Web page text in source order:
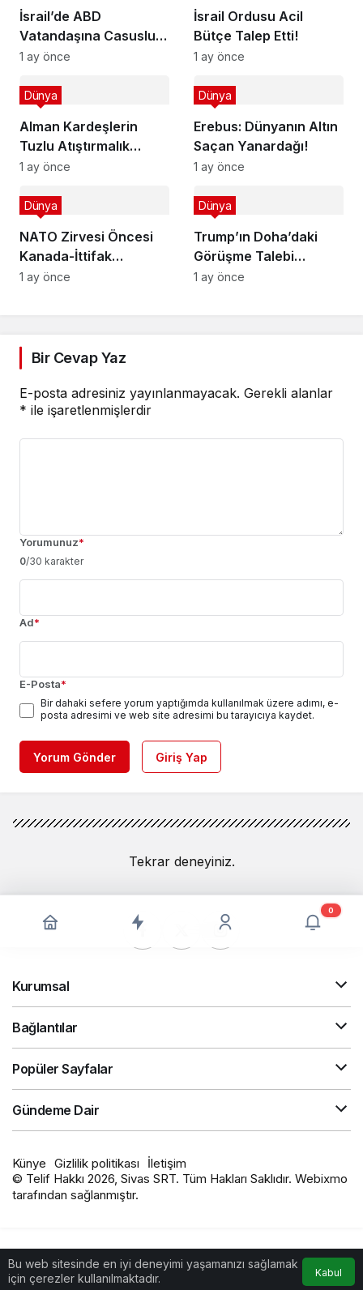
İsrail’de ABD
Vatandaşına Casusluk
Suçlaması
1 ay önce
İsrail Ordusu Acil
Bütçe Talep Etti!
1 ay önce
Alman Kardeşlerin
Tuzlu Atıştırmalık
Başarısı
Dünya
1 ay önce
Erebus: Dünyanın Altın
Saçan Yanardağı!
Dünya
1 ay önce
NATO Zirvesi Öncesi
Kanada-İttifak
Görüşmesi!
Dünya
1 ay önce
Trump’ın Doha’daki
Görüşme Talebi
Belirsizliğe Dönüştü
Dünya
1 ay önce
Bir Cevap Yaz
E-posta adresiniz yayınlanmayacak. Gerekli alanlar
* ile işaretlenmişlerdir
Yorumunuz*
0/30 karakter
Ad*
E-Posta*
Bir dahaki sefere yorum yaptığımda kullanılmak üzere adımı, e-
posta adresimi ve web site adresimi bu tarayıcıya kaydet.
Yorum Gönder Giriş Yap
Tekrar deneyiniz.
Bu web sitesinde en iyi deneyimi yaşamanızı sağlamak
için çerezler kullanılmaktadır.
Kabul
0
Kurumsal
Bağlantılar
Popüler Sayfalar
Gündeme Dair
Künye Gizlilik politikası
İletişim
© Telif Hakkı 2026, Sivas SRT. Tüm Hakları Saklıdır. Webixmo
tarafından sağlanmıştır.